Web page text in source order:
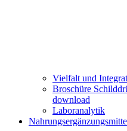
Vielfalt und
Broschüre
download
Laboranalytik